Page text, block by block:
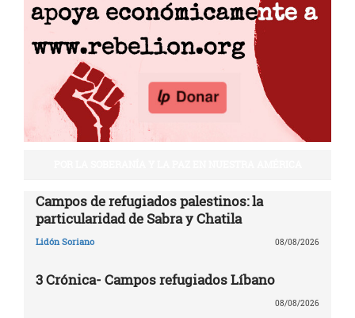
Campos de refugiados palestinos: la
particularidad de Sabra y Chatila
Lidón Soriano 08/08/2026
3 Crónica- Campos refugiados Líbano
08/08/2026